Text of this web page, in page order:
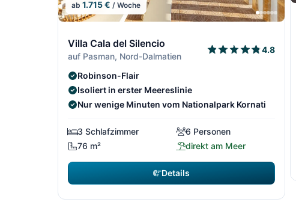
ab 1.715 € / Woche
Villa Cala del Silencio
auf Pasman, Nord-Dalmatien
4.8
Robinson-Flair
Isoliert in erster Meereslinie
Nur wenige Minuten vom Nationalpark Kornati
3 Schlafzimmer
6 Personen
76 m²
direkt am Meer
Details